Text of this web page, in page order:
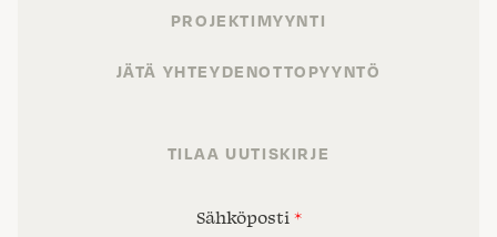
PROJEKTIMYYNTI
JÄTÄ YHTEYDENOTTOPYYNTÖ
TILAA UUTISKIRJE
Sähköposti *